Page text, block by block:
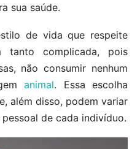
sua saúde.
de vida que respeite
tanto complicada, pois
não consumir nenhum
animal. Essa escolha
além disso, podem variar
de cada indivíduo.